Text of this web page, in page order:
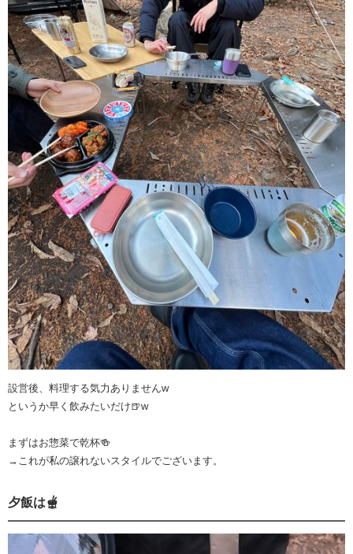
設営後、料理する気力ありませんw
というか早く飲みたいだけ🍺w
まずはお惣菜で乾杯🍻
→これが私の譲れないスタイルでございます。
夕飯は🫕